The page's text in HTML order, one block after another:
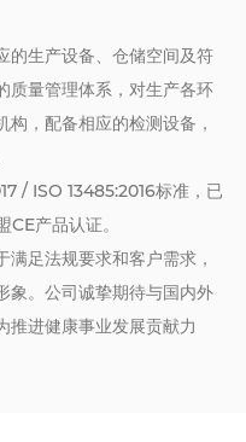
的生产设备、仓储空间及符
质量管理体系，对生产各环
，配备相应的检测设备，
/ ISO 13485:2016标准，已
产品认证。
足法规要求和客户需求，
象。公司诚挚期待与国内外
推进健康事业发展贡献力